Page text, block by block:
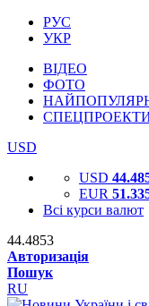
РУС
УКР
ВІДЕО
ФОТО
USD
USD
EUR
Всі курси валют
44.4853
Авторизація
Пошук
RU